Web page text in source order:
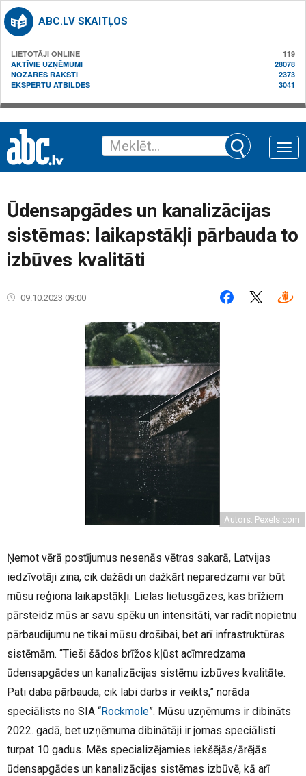
ABC.LV SKAITĻOS
LIETOTĀJI ONLINE
119
AKTĪVIE UZŅĒMUMI
28078
NOZARES RAKSTI
2373
EKSPERTU ATBILDES
3041
Toggle
Ūdensapgādes un kanalizācijas
sistēmas: laikapstākļi pārbauda to
izbūves kvalitāti
09.10.2023 09:00
Autors: Pexels.com
Ņemot vērā postījumus nesenās vētras sakarā, Latvijas
iedzīvotāji zina, cik dažādi un dažkārt neparedzami var būt
mūsu reģiona laikapstākļi. Lielas lietusgāzes, kas brīžiem
pārsteidz mūs ar savu spēku un intensitāti, var radīt nopietnu
pārbaudījumu ne tikai mūsu drošībai, bet arī infrastruktūras
sistēmām. “Tieši šādos brīžos kļūst acīmredzama
ūdensapgādes un kanalizācijas sistēmu izbūves kvalitāte.
Pati daba pārbauda, cik labi darbs ir veikts,” norāda
speciālists no SIA “Rockmole”. Mūsu uzņēmums ir dibināts
2022. gadā, bet uzņēmuma dibinātāji ir jomas speciālisti
turpat 10 gadus. Mēs specializējamies iekšējās/ārējās
ūdensapgādes un kanalizācijas sistēmas izbūvē, kā arī